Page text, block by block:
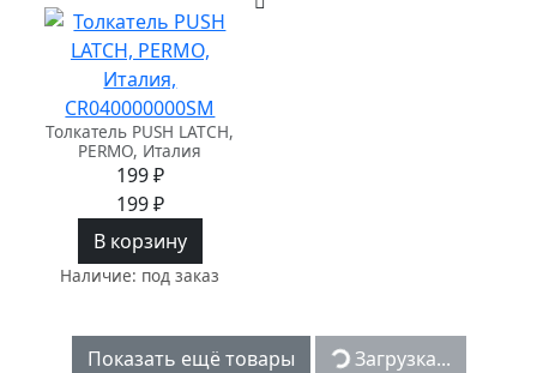
Толкатель PUSH LATCH,
PERMO, Италия
199 ₽
199 ₽
В корзину
Наличие: под заказ
Показать ещё товары Загрузка...